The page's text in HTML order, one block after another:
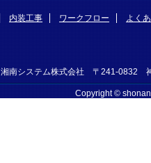
内装工事 ワークフロー よく
湘南システム株式会社 〒241-0832
Copyright ©